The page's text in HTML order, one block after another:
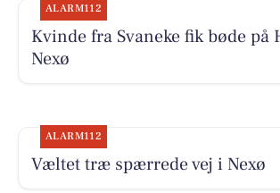
ALARM112
Kvinde fra Svaneke fik bøde på
Nexø
ALARM112
Væltet træ spærrede vej i Nexø